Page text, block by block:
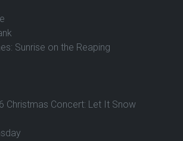
Sunrise on the Reaping
Christmas Concert: Let It Snow